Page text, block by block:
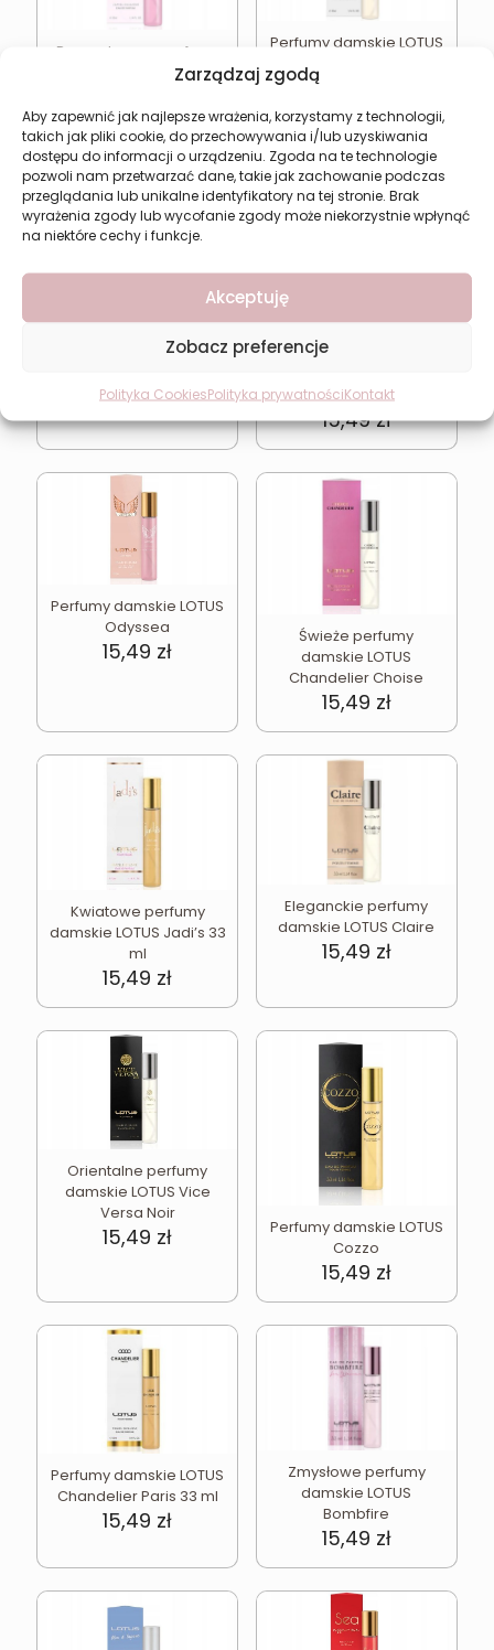
Zarządzaj zgodą
Aby zapewnić jak najlepsze wrażenia, korzystamy z technologii,
takich jak pliki cookie, do przechowywania i/lub uzyskiwania
dostępu do informacji o urządzeniu. Zgoda na te technologie
pozwoli nam przetwarzać dane, takie jak zachowanie podczas
przeglądania lub unikalne identyfikatory na tej stronie. Brak
wyrażenia zgody lub wycofanie zgody może niekorzystnie wpłynąć
na niektóre cechy i funkcje.
Akceptuję
Zobacz preferencje
Polityka CookiesPolityka prywatnościKontakt
Romantyczne perfumy
damskie LOTUS Vice
15,49zł
Perfumy damskie LOTUS
3 Expression 33 ml
Perfumy damskie LOTUS
Back Optimiste
zł
damskie LOTUS Sea
15,49zł
Perfumy damskie LOTUS
Odyssea
15,49 zł
Świeże perfumy
damskie LOTUS
Chandelier Choise
15,49 zł
Kwiatowe perfumy
damskie LOTUS Jadi’s 33
ml
15,49 zł
Eleganckie perfumy
damskie LOTUS Claire
15,49 zł
Orientalne perfumy
damskie LOTUS Vice
Versa Noir
15,49 zł
Perfumy damskie LOTUS
Cozzo
15,49 zł
Perfumy damskie LOTUS
Chandelier Paris 33 ml
15,49 zł
Zmysłowe perfumy
damskie LOTUS
Bombfire
15,49 zł